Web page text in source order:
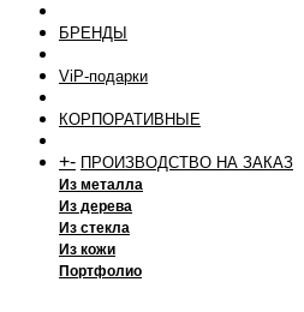
БРЕНДЫ
ViP-подарки
КОРПОРАТИВНЫЕ
+- ПРОИЗВОДСТВО НА ЗАКАЗ
Из металла
Из дерева
Из стекла
Из кожи
Портфолио